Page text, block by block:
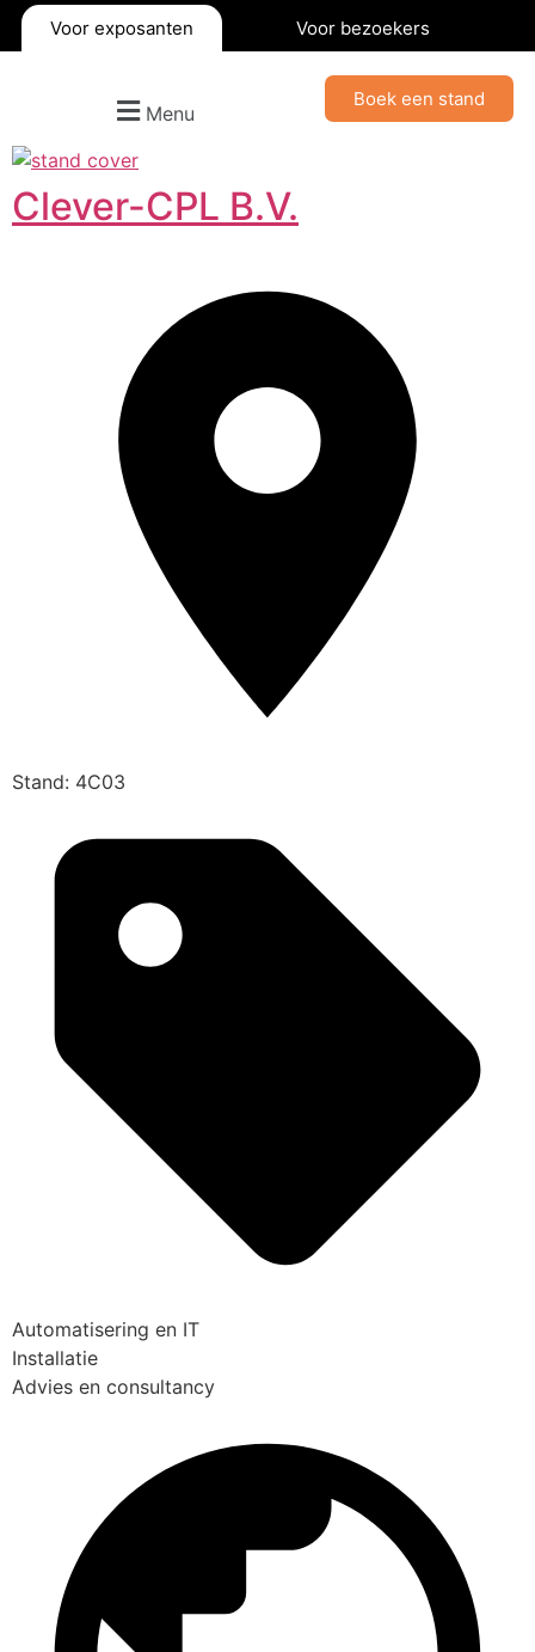
Voor exposanten Voor bezoekers
Menu
Boek een stand
Clever-CPL B.V.
Stand: 4C03
Automatisering en IT
Installatie
Advies en consultancy